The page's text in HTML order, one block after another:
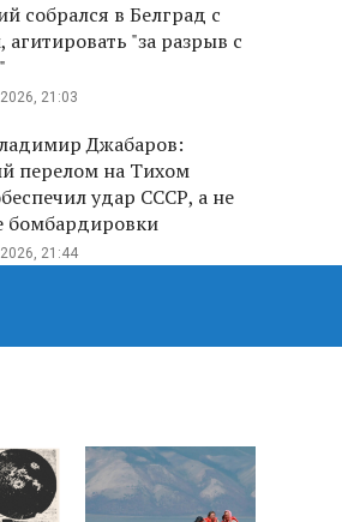
собрался в Белград с
агитировать "за разрыв с
21:03
Джабаров:
перелом на Тихом
удар СССР, а не
бомбардировки
21:44